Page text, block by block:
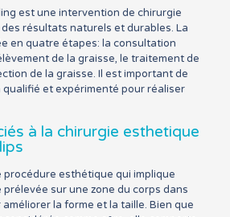
est une intervention de chirurgie
résultats naturels et durables. La
en quatre étapes: la consultation
de la graisse, le traitement de
de la graisse. Il est important de
et expérimenté pour réaliser
à la chirurgie esthetique
procédure esthétique qui implique
prélevée sur une zone du corps dans
la forme et la taille. Bien que